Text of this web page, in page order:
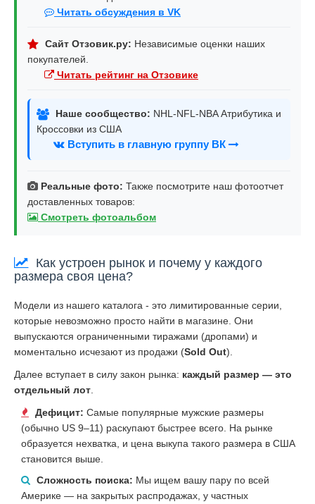
Читать обсуждения в VK
Сайт Отзовик.ру: Независимые оценки наших
покупателей.
Читать рейтинг на Отзовике
Наше сообщество: NHL-NFL-NBA Атрибутика и
Кроссовки из США
Вступить в главную группу ВК
Реальные фото: Также посмотрите наш фотоотчет
доставленных товаров:
Смотреть фотоальбом
Как устроен рынок и почему у каждого
размера своя цена?
Модели из нашего каталога - это лимитированные серии,
которые невозможно просто найти в магазине. Они
выпускаются ограниченными тиражами (дропами) и
моментально исчезают из продажи (Sold Out).
Далее вступает в силу закон рынка: каждый размер — это
отдельный лот
Дефицит: Самые популярные мужские размеры
(обычно US 9–11) раскупают быстрее всего. На рынке
образуется нехватка, и цена выкупа такого размера в США
становится выше.
Сложность поиска: Мы ищем вашу пару по всей
Америке — на закрытых распродажах, у частных